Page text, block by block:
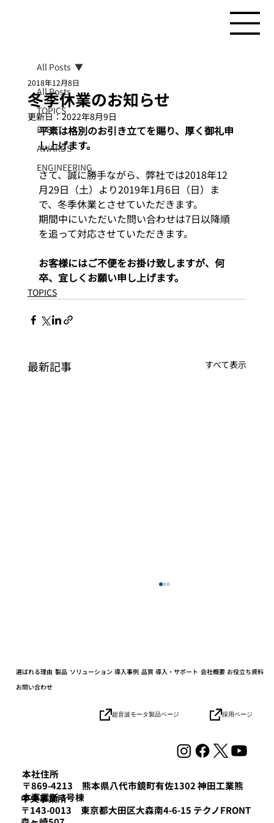
All Posts
TOPICS
EVENT
AWARDS
ENGINEERING
All Posts
冬季休業のお知らせ
2018年12月8日
更新日：2022年8月9日
平素は格別のお引き立てを賜り、厚く御礼申
し上げます。
さて、誠に勝手ながら、弊社では2018年12
月29日（土）より2019年1月6日（日）ま
で、冬季休業とさせていただきます。
期間中にいただいた問い合わせは7日以降順
を追って対応させていただきます。
お客様にはご不便をお掛け致しますが、何
卒、宜しくお願い申し上げます。
TOPICS
最新記事 すべて表示
小学生の社会科見学を開催しました
本社住所
〒869-4213 熊本県八代市鏡町有佐1302 神田工業熊
本事業所 3号棟
​中央事業所
〒143-0013 東京都大田区大森南4-6-15 テクノFRONT
選ばれる理由 製品 ソリューション 導入事例 品質 導入・サポート 会社概要 お役立ち資料
お問い合わせ
超音波モータ製品ページ 採用ページ